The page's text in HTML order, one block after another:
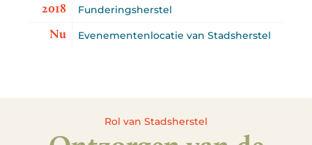
2018 Funderingsherstel
Nu Evenementenlocatie van Stadsherstel
Rol van Stadsherstel